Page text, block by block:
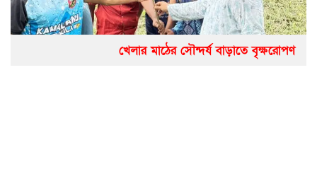
খেলার মাঠের সৌন্দর্য বাড়াতে বৃক্ষরোপণ